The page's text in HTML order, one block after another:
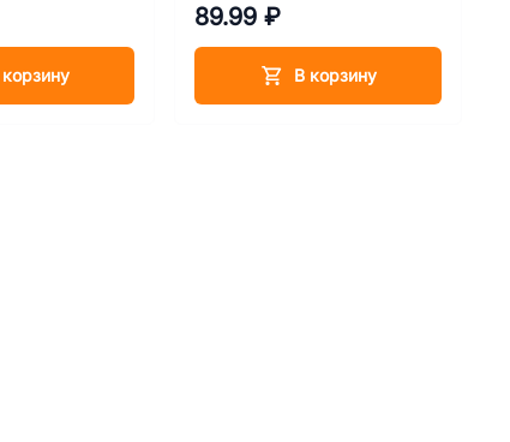
89.99 ₽
В корзину